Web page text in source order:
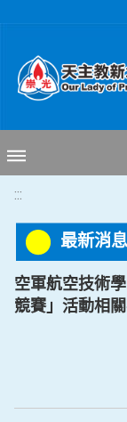
:::
最新消息
空軍航空技術
競賽」活動相